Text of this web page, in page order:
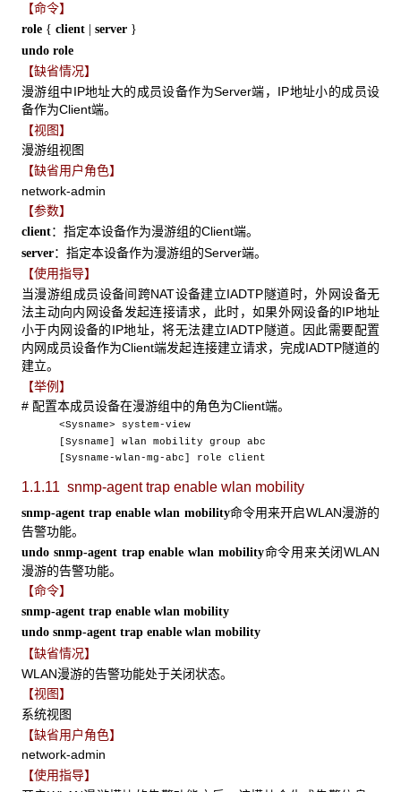
【命令】
role { client server }
undo role
【缺省情况】
漫游组中IP地址大的成员设备作为Server端，IP地址小的成员设
备作为Client端。
【视图】
漫游组视图
【缺省用户角色】
network-admin
【参数】
client：指定本设备作为漫游组的Client端。
server：指定本设备作为漫游组的Server端。
【使用指导】
当漫游组成员设备间跨NAT设备建立IADTP隧道时，外网设备无
法主动向内网设备发起连接请求，此时，如果外网设备的IP地址
小于内网设备的IP地址，将无法建立IADTP隧道。因此需要配置
内网成员设备作为Client端发起连接建立请求，完成IADTP隧道的
建立。
【举例】
# 配置本成员设备在漫游组中的角色为Client端。
<Sysname> system-view
[Sysname] wlan mobility group abc
[Sysname-wlan-mg-abc] role client
1.1.11 snmp-agent trap enable wlan mobility
snmp-agent trap enable wlan mobility命令用来开启WLAN漫游的
告警功能。
undo snmp-agent trap enable wlan mobility命令用来关闭WLAN
漫游的告警功能。
【命令】
snmp-agent trap enable wlan mobility
undo snmp-agent trap enable wlan mobility
【缺省情况】
WLAN漫游的告警功能处于关闭状态。
【视图】
系统视图
【缺省用户角色】
network-admin
【使用指导】